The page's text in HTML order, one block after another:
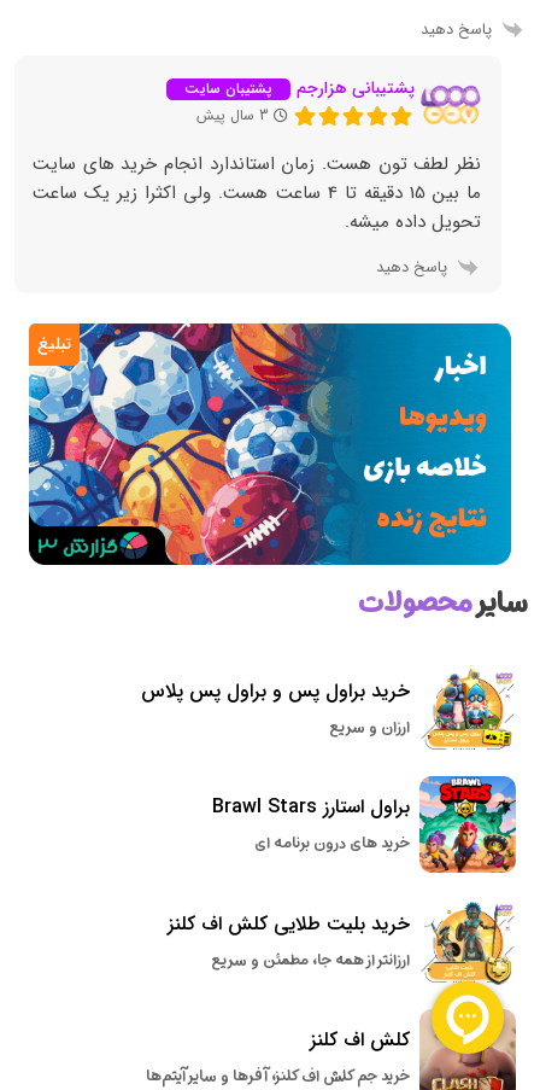
پاسخ دهید
پشتیبانی هزارجم
پشتیبان سایت
3 سال پیش
نظر لطف تون هست. زمان استاندارد انجام خرید های سایت
ما بین 15 دقیقه تا 4 ساعت هست. ولی اکثرا زیر یک ساعت
تحویل داده میشه.
پاسخ دهید
تبلیغ
سایرمحصولات
خرید براول پس و براول پس پلاس
ارزان و سریع
براول استارز Brawl Stars
خرید های درون برنامه ای
خرید بلیت طلایی کلش اف کلنز
ارزانتر از همه جا، مطمئن و سریع
کلش اف کلنز
خرید جم کلش اف کلنز، آفرها و سایر آیتم‌ها